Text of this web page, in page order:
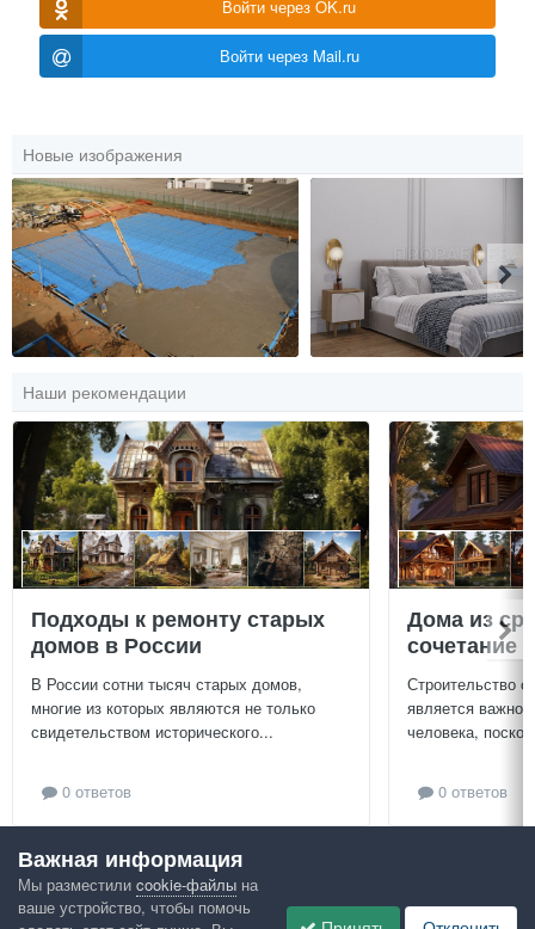
Войти через OK.ru
Войти через Mail.ru
Новые изображения
Наши рекомендации
Подходы к ремонту старых
домов в России
В России сотни тысяч старых домов,
многие из которых являются не только
свидетельством исторического...
0 ответов
Дома из
сочетание
Строительство
является
человека,
0 ответов
Посмотреть всё
Важная информация
Мы разместили cookie-файлы на
ваше устройство, чтобы помочь